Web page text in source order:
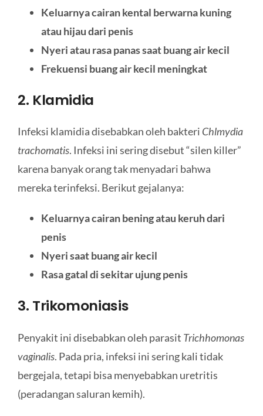
Keluarnya cairan kental berwarna kuning
atau hijau dari penis
Nyeri atau rasa panas saat buang air kecil
Frekuensi buang air kecil meningkat
2. Klamidia
Infeksi klamidia disebabkan oleh bakteri Chlmydia
trachomatis. Infeksi ini sering disebut “silen killer”
karena banyak orang tak menyadari bahwa
mereka terinfeksi. Berikut gejalanya:
Keluarnya cairan bening atau keruh dari
penis
Nyeri saat buang air kecil
Rasa gatal di sekitar ujung penis
3. Trikomoniasis
Penyakit ini disebabkan oleh parasit Trichhomonas
vaginalis. Pada pria, infeksi ini sering kali tidak
bergejala, tetapi bisa menyebabkan uretritis
(peradangan saluran kemih).